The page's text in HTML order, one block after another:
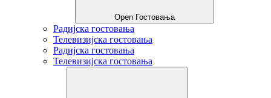
Open Гостовања
Радијска гостовања
Телевизијска гостовања
Радијска гостовања
Телевизијска гостовања